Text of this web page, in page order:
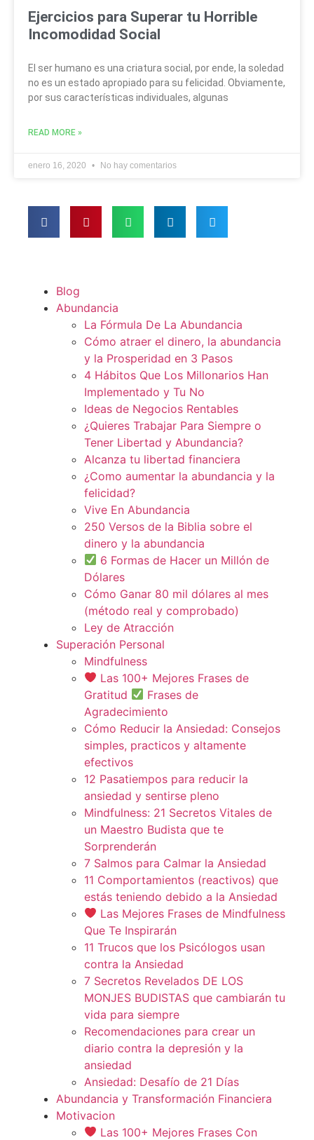
Ejercicios para Superar tu Horrible
Incomodidad Social
El ser humano es una criatura social, por ende, la soledad
no es un estado apropiado para su felicidad. Obviamente,
por sus características individuales, algunas
READ MORE »
enero 16, 2020 No hay comentarios
Blog
Abundancia
La Fórmula De La Abundancia
Cómo atraer el dinero, la abundancia
y la Prosperidad en 3 Pasos
4 Hábitos Que Los Millonarios Han
Implementado y Tu No
Ideas de Negocios Rentables
¿Quieres Trabajar Para Siempre o
Tener Libertad y Abundancia?
Alcanza tu libertad financiera
¿Como aumentar la abundancia y la
felicidad?
Vive En Abundancia
250 Versos de la Biblia sobre el
dinero y la abundancia
6 Formas de Hacer un Millón de
Dólares
Cómo Ganar 80 mil dólares al mes
(método real y comprobado)
Ley de Atracción
Superación Personal
Mindfulness
Las 100+ Mejores Frases de
Gratitud
Frases de
Agradecimiento
Cómo Reducir la Ansiedad: Consejos
simples, practicos y altamente
efectivos
12 Pasatiempos para reducir la
ansiedad y sentirse pleno
Mindfulness: 21 Secretos Vitales de
un Maestro Budista que te
Sorprenderán
7 Salmos para Calmar la Ansiedad
11 Comportamientos (reactivos) que
estás teniendo debido a la Ansiedad
Las Mejores Frases de Mindfulness
Que Te Inspirarán
11 Trucos que los Psicólogos usan
contra la Ansiedad
7 Secretos Revelados DE LOS
MONJES BUDISTAS que cambiarán tu
vida para siempre
Recomendaciones para crear un
diario contra la depresión y la
ansiedad
Ansiedad: Desafío de 21 Días
Abundancia y Transformación Financiera
Motivacion
Las 100+ Mejores Frases Con